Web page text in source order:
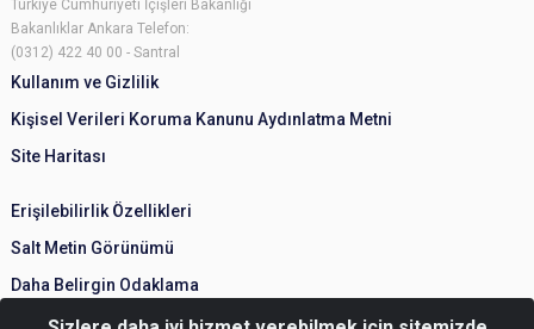
Türkiye Cumhuriyeti İçişleri Bakanlığı
Bakanlıklar Ankara Telefon:
(0312) 422 40 00 - Santral
Kullanım ve Gizlilik
Kişisel Verileri Koruma Kanunu Aydınlatma Metni
Site Haritası
Erişilebilirlik Özellikleri
Salt Metin Görünümü
Daha Belirgin Odaklama